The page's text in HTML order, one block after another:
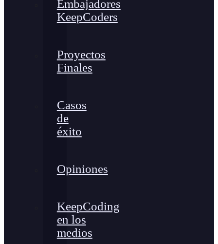
Embajadores
KeepCoders
Proyectos
Finales
Casos
de
éxito
Opiniones
KeepCoding
en los
medios